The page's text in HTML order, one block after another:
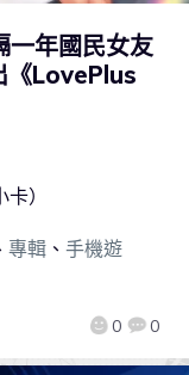
一年國民女友
《LovePlus
0 0
）
專輯、 手機遊